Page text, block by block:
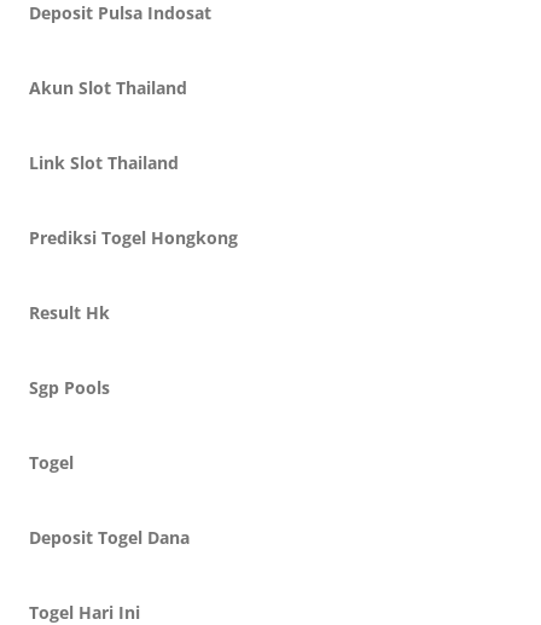
Deposit Pulsa Indosat
Akun Slot Thailand
Link Slot Thailand
Prediksi Togel Hongkong
Result Hk
Sgp Pools
Togel
Deposit Togel Dana
Togel Hari Ini